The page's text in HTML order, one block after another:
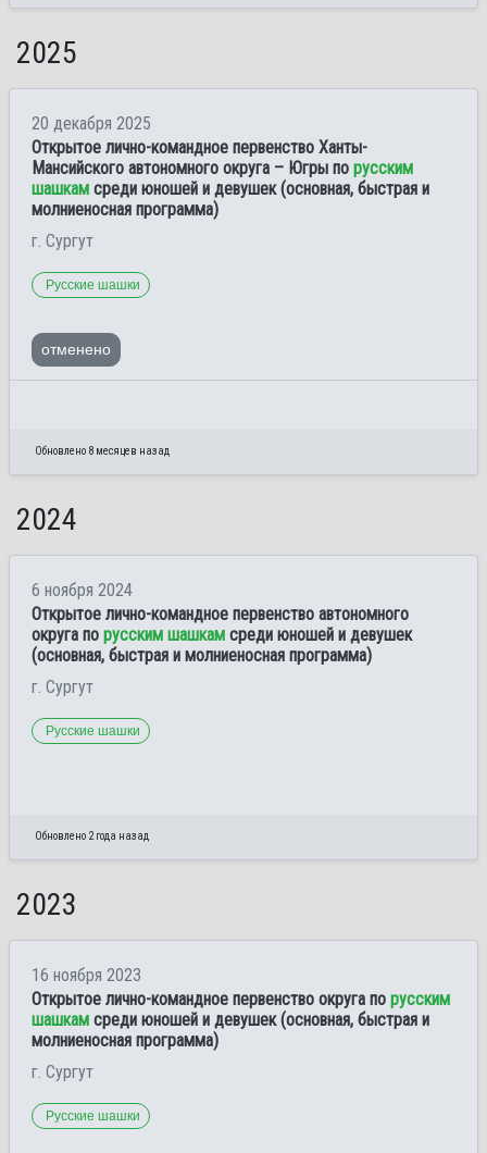
2025
20 декабря 2025
Открытое лично-командное первенство Ханты-
Мансийского автономного округа – Югры по русским
шашкам среди юношей и девушек (основная, быстрая и
молниеносная программа)
г. Сургут
Русские шашки
отменено
Обновлено 8 месяцев назад
2024
6 ноября 2024
Открытое лично-командное первенство автономного
округа по русским шашкам среди юношей и девушек
(основная, быстрая и молниеносная программа)
г. Сургут
Русские шашки
Обновлено 2 года назад
2023
16 ноября 2023
Открытое лично-командное первенство округа по русским
шашкам среди юношей и девушек (основная, быстрая и
молниеносная программа)
г. Сургут
Русские шашки